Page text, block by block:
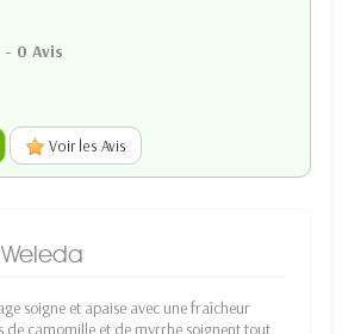
- 0 Avis
Voir les Avis
Weleda
soigne et apaise avec une fraîcheur